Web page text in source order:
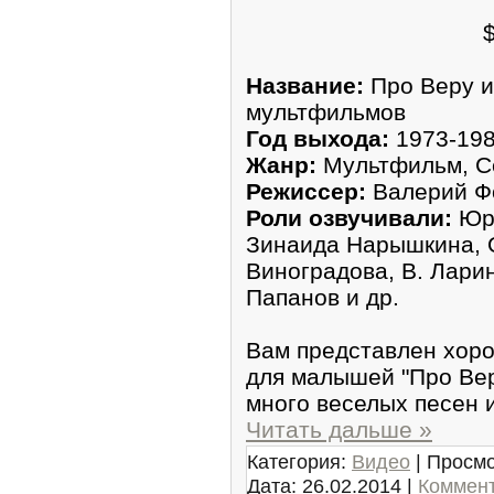
Название: Про Веру
мультфильмов
Год выхода: 1973-
Жанр: Мультфильм,
Режиссер: Валерий
Роли озвучивали:
Зинаида Нарышкина,
Виноградова, В.
Папанов и др.
Вам представлен
для малышей "Про
много веселых песен
Читать дальше »
Категория: Видео |
Дата: 26.02.2014 |